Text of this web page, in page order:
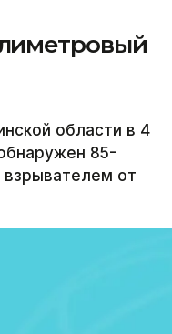
области в 4
85-
от